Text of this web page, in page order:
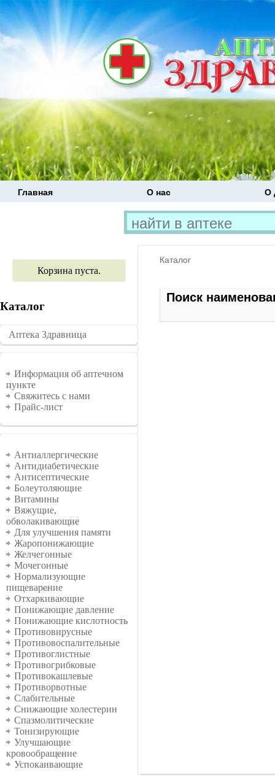
Главная О нас О
Корзина пуста.
Каталог
�������
Аптека Здравница
Информация
Информация об аптечном
пункте
Свяжитесь с нами
Прайс-лист
Группы
Антиаллергические
Антидиабетические
Антисептические
Болеутоляющие
Витамины
Вяжущие,
обволакивающие
Для улучшения памяти
Жаропонижающие
Желчегонные
Мочегонные
Нормализующие
пищеварение
Отхаркивающие
Понижающие давление
Понижающие кислотность
Противовирусные
Противовоспалительные
Противоглистные
Противогрибковые
Противокашлевые
Противорвотные
Слабительные
Снижающие холестерин
Спазмолитические
Тонизирующие
Улучшающие
кровообращение
Успокаивающие
Каталог
Поиск